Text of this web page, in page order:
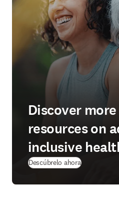
Discover
resources on
inclusive
Descúbrelo ahora